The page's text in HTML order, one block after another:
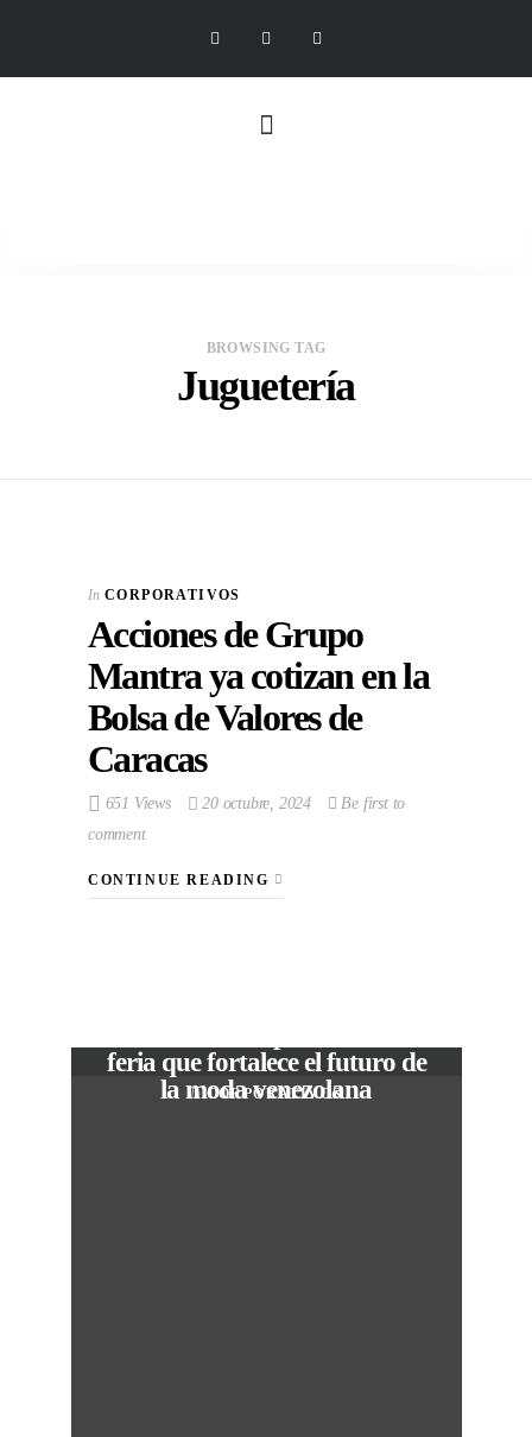
BROWSING TAG
Juguetería
In CORPORATIVOS
Acciones de Grupo
Mantra ya cotizan en la
Bolsa de Valores de
Caracas
651 Views 20 octubre, 2024
Be first to
comment
CONTINUE READING
In CORPORATIVOS
feria que fortalece el futuro de
la moda venezolana